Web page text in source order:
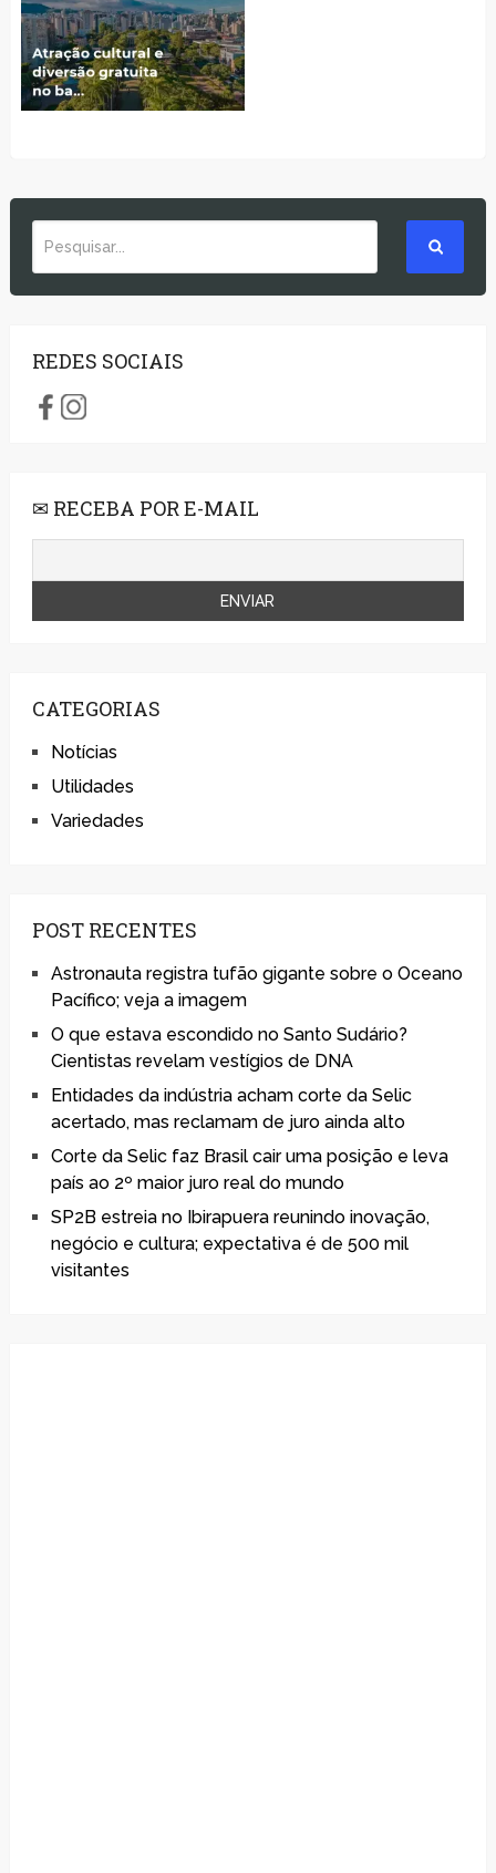
REDES SOCIAIS
✉ RECEBA POR E-MAIL
CATEGORIAS
Notícias
Utilidades
Variedades
POST RECENTES
Astronauta registra tufão gigante sobre o Oceano
Pacífico; veja a imagem
O que estava escondido no Santo Sudário?
Cientistas revelam vestígios de DNA
Entidades da indústria acham corte da Selic
acertado, mas reclamam de juro ainda alto
Corte da Selic faz Brasil cair uma posição e leva
país ao 2º maior juro real do mundo
SP2B estreia no Ibirapuera reunindo inovação,
negócio e cultura; expectativa é de 500 mil
visitantes